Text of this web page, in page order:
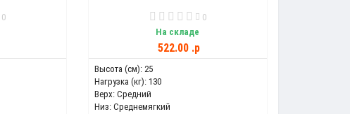
0
0
На складе
522.00 .p
Высота (см): 25
Нагрузка (кг): 130
Верх: Средний
Низ: Среднемягкий